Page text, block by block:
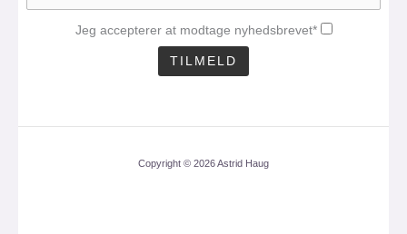
Jeg accepterer at modtage nyhedsbrevet*
Copyright © 2026 Astrid Haug